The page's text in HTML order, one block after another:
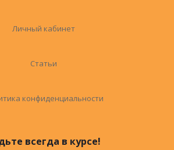
Личный кабинет
Статьи
конфиденциальности
всегда в курсе!